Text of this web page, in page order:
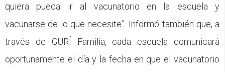
quiera pueda ir al vacunatorio en la escuela y
vacunarse de lo que necesite”. Informó también que, a
través de GURÍ Familia, cada escuela comunicará
oportunamente el día y la fecha en que el vacunatorio